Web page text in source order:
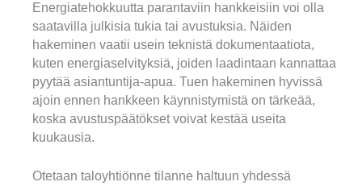
Energiatehokkuutta parantaviin hankkeisiin voi olla
saatavilla julkisia tukia tai avustuksia. Näiden
hakeminen vaatii usein teknistä dokumentaatiota,
kuten energiaselvityksiä, joiden laadintaan kannattaa
pyytää asiantuntija-apua. Tuen hakeminen hyvissä
ajoin ennen hankkeen käynnistymistä on tärkeää,
koska avustuspäätökset voivat kestää useita
kuukausia.
Otetaan taloyhtiönne tilanne haltuun yhdessä